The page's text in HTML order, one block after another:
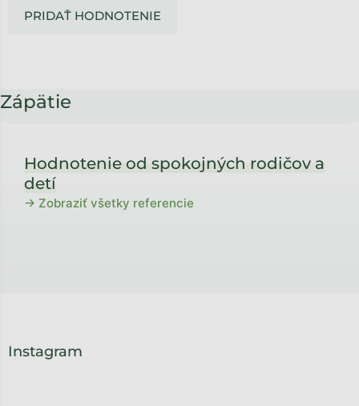
PRIDAŤ HODNOTENIE
Zápätie
Hodnotenie od spokojných rodičov a
detí
→ Zobraziť všetky referencie
Instagram